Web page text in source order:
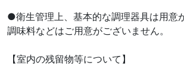
●衛生管理上、基本的な調理器具は用意
調味料などはご用意がございません。
【室内の残留物等について】